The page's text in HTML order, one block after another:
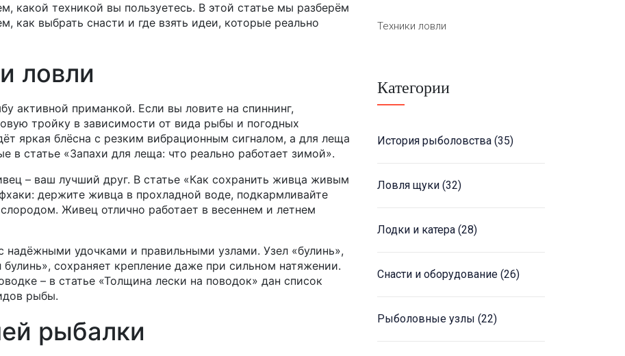
какой техникой вы пользуетесь. В этой статье мы разберём
выбрать снасти и где взять идеи, которые реально
ловли
активной приманкой. Если вы ловите на спиннинг,
тройку в зависимости от вида рыбы и погодных
яркая блёсна с резким вибрационным сигналом, а для леща
в статье «Запахи для леща: что реально работает зимой».
– ваш лучший друг. В статье «Как сохранить живца живым
держите живца в прохладной воде, подкармливайте
Живец отлично работает в весеннем и летнем
надёжными удочками и правильными узлами. Узел «булинь»,
сохраняет крепление даже при сильном натяжении.
– в статье «Толщина лески на поводок» дан список
рыбы.
рыбалки
Техники ловли
Категории
История рыболовства (35)
Ловля щуки (32)
Лодки и катера (28)
Снасти и оборудование (26)
Рыболовные узлы (22)